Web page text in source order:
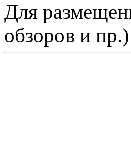
Для
обзоров и